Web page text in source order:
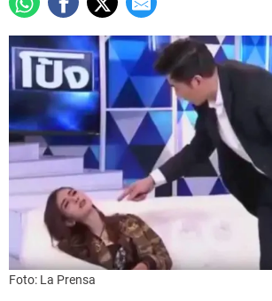
Foto: La Prensa